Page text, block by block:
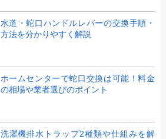
水道・蛇口ハンドルレバーの交換手順・
方法を分かりやすく解説
ホームセンターで蛇口交換は可能！料金
の相場や業者選びのポイント
洗濯機排水トラップ2種類や仕組みを解